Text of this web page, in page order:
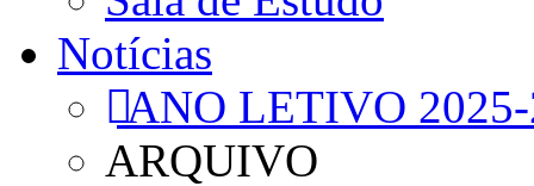
Notícias
ANO LETIVO
ARQUIVO